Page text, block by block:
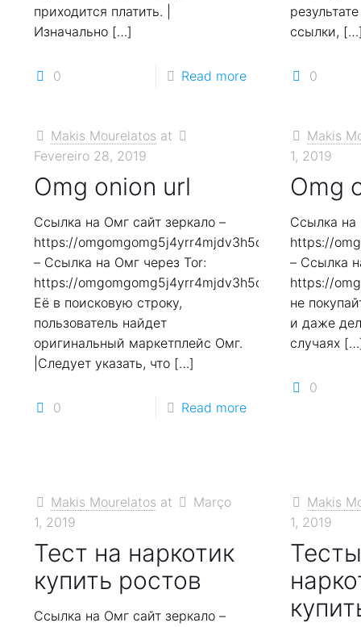
приходится платить. |
Изначально[…]
0 Read more
ссылки,
0
Makis Mourelatos at
Fevereiro 28, 2019
Omg onion url
Ссылка на Омг сайт зеркало –
https://
– Ссылка на Омг через Tor:
https://
Её в поисковую строку,
пользователь найдет
оригинальный маркетплейс Омг.
|Следует указать, что[…]
0 Read more
Makis
1, 2019
Omg
Ссылка на
https://
– Ссылка
https://
не
и даже
случаях
0
Makis Mourelatos at
Março
1, 2019
Тест на наркотик
купить ростов
Ссылка на Омг сайт зеркало –
Makis
1, 2019